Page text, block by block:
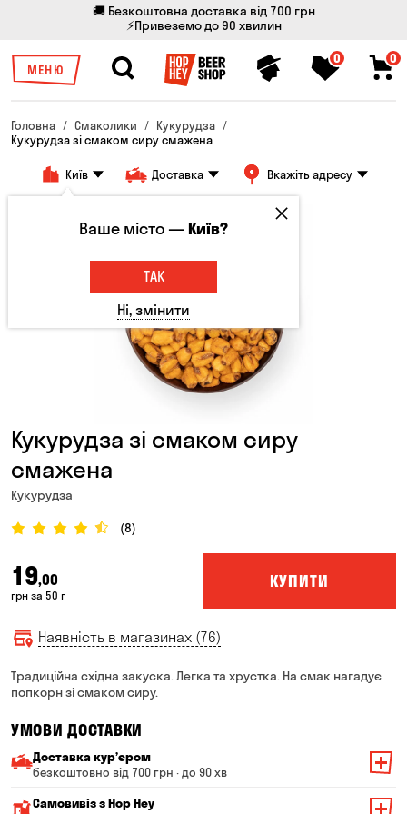
🚚 Безкоштовна доставка від 700 грн
⚡Привеземо до 90 хвилин
МЕНЮ
0 0
Головна Смаколики
Кукурудза
Кукурудза зі смаком сиру смажена
Київ Доставка Вкажіть адресу
Кукурудза зі смаком сиру
смажена
Кукурудза
(8)
19,00
грн за 50 г
КУПИТИ
Наявність в магазинах (76)
Традиційна східна закуска. Легка та хрустка. На смак нагадує
попкорн зі смаком сиру.
УМОВИ ДОСТАВКИ
Доставка курʼєром
безкоштовно від 700 грн · до 90 хв
Мінімальна сума всього замовлення — 200 грн
Самовивіз з Hop Hey
Ваше місто —Київ?
ТАК
Ні, змінити